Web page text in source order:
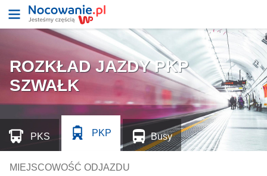
ROZKŁAD JAZDY PKP
SZWAŁK
MIEJSCOWOŚĆ ODJAZDU
PKS PKP Busy